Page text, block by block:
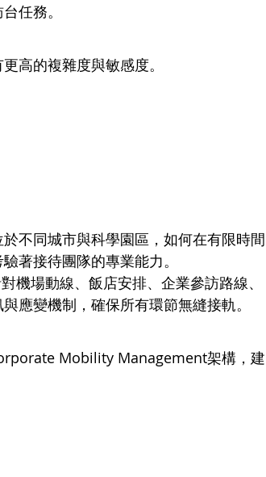
任務。
高的複雜度與敏感度。
不同城市與科學園區，如何在有限時間
著接待團隊的專業能力。
機場動線、飯店安排、企業參訪路線、
應變機制，確保所有環節無縫接軌。
Mobility Management架構，建